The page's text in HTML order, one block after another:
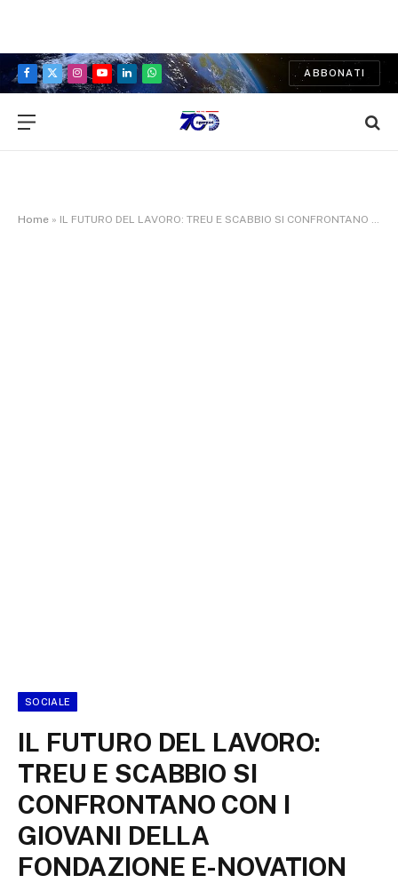
Facebook
X
Instagram
YouTubeLinkedInWhatsApp
ABBONATI
Home » IL FUTURO DEL LAVORO: TREU E SCABBIO SI CONFRONTANO CON I GIOVANI DELLA FONDAZIONE E-NOVATION
SOCIALE
IL FUTURO DEL LAVORO:
TREU E SCABBIO SI
CONFRONTANO CON I
GIOVANI DELLA
FONDAZIONE E-NOVATION